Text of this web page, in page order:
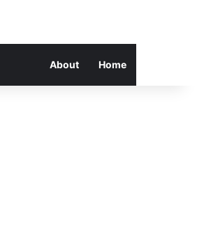
Home
About